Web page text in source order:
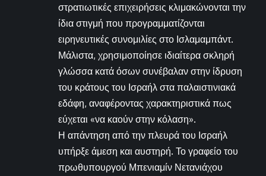
στρατιωτικές επιχειρήσεις κλιμακώνονται την
ίδια στιγμή που προγραμματίζονται
ειρηνευτικές συνομιλίες στο Ισλαμαμπάντ.
Μάλιστα, χρησιμοποίησε ιδιαίτερα σκληρή
γλώσσα κατά όσων συνέβαλαν στην ίδρυση
του κράτους του Ισραήλ στα παλαιστινιακά
εδάφη, αναφέροντας χαρακτηριστικά πως
εύχεται «να καούν στην κόλαση».
Η απάντηση από την πλευρά του Ισραήλ
υπήρξε άμεση και αυστηρή. Το γραφείο του
πρωθυπουργού Μπενιαμίν Νετανιάχου